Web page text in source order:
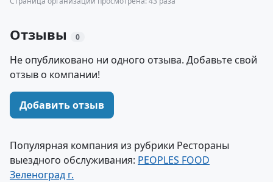
Отзывы 0
Не опубликовано ни одного отзыва. Добавьте свой
отзыв о компании!
Добавить отзыв
Популярная компания из рубрики Рестораны
выездного обслуживания: PEOPLES FOOD
Зеленоград г.